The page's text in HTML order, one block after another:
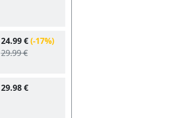
24.99 €(-17%)
29.99 €
29.98 €